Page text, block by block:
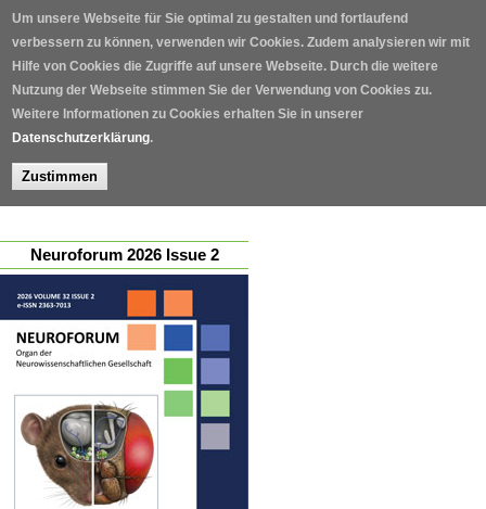
Um unsere Webseite für Sie optimal zu gestalten und fortlaufend
verbessern zu können, verwenden wir Cookies. Zudem analysieren wir mit
Hilfe von Cookies die Zugriffe auf unsere Webseite. Durch die weitere
Nutzung der Webseite stimmen Sie der Verwendung von Cookies zu.
Weitere Informationen zu Cookies erhalten Sie in unserer
Datenschutzerklärung.
Zustimmen
Direkt zum Inhalt
Neuroforum 2026 Issue 2